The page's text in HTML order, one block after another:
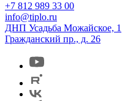
+7 812 989 33 00
info@tiplo.ru
ДНП Усадьба Можайское, 1
Гражданский пр., д. 26